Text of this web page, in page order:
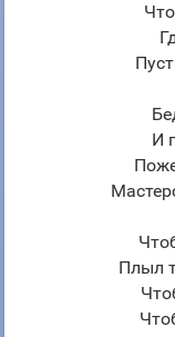
И
Плыл